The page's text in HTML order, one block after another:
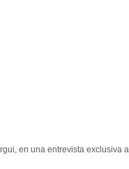
en una entrevista exclusiva